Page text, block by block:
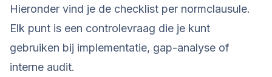
Hieronder vind je de checklist per normclausule.
Elk punt is een controlevraag die je kunt
gebruiken bij implementatie, gap-analyse of
interne audit.